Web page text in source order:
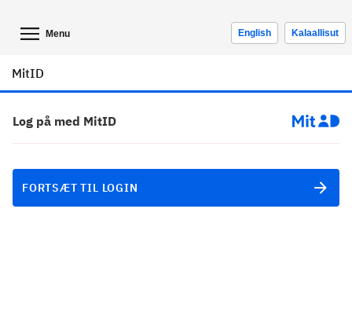
Menu English Kalaallisut
MitID
Log på med MitID
FORTSÆT TIL LOGIN